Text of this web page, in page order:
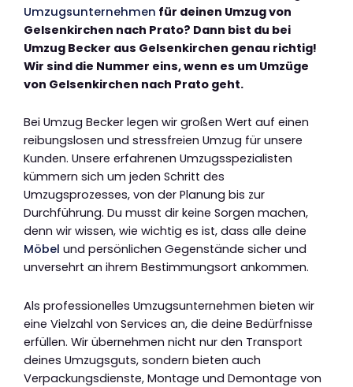
Umzugsunternehmen für deinen Umzug von
Gelsenkirchen nach Prato? Dann bist du bei
Umzug Becker aus Gelsenkirchen genau richtig!
Wir sind die Nummer eins, wenn es um Umzüge
von Gelsenkirchen nach Prato geht.
Bei Umzug Becker legen wir großen Wert auf einen
reibungslosen und stressfreien Umzug für unsere
Kunden. Unsere erfahrenen Umzugsspezialisten
kümmern sich um jeden Schritt des
Umzugsprozesses, von der Planung bis zur
Durchführung. Du musst dir keine Sorgen machen,
denn wir wissen, wie wichtig es ist, dass alle deine
Möbel und persönlichen Gegenstände sicher und
unversehrt an ihrem Bestimmungsort ankommen.
Als professionelles Umzugsunternehmen bieten wir
eine Vielzahl von Services an, die deine Bedürfnisse
erfüllen. Wir übernehmen nicht nur den Transport
deines Umzugsguts, sondern bieten auch
Verpackungsdienste, Montage und Demontage von